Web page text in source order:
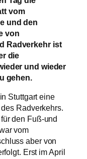
Tag die
vom
und den
von
Radverkehr ist
die
und wieder
Stuttgart eine
Radverkehrs.
den Fuß-und
vom
aber von